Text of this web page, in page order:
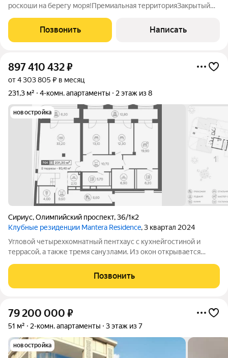
роскоши на берегу моря!Премиальная территорияЗакрытый
благоустроенной землиКруглосуточный контроль
безопасностиЛандшафтный дизайн
Позвонить Написать
897 410 432₽
от 4 303 805 ₽ в месяц
231,3 м²
4-комн. апартаменты 2 этаж из 8
новостройка
Сириус,Олимпийский проспект,36/1к2
Клубные резиденции Mantera Residence, 3 квартал 2024
Угловой четырехкомнатный пентхаус с кухнейгостиной и
террасой, а также тремя санузлами. Из окон открывается
Позвонить
79 200 000 ₽
51 м² 2-комн. апартаменты 3 этаж из 7
новостройка